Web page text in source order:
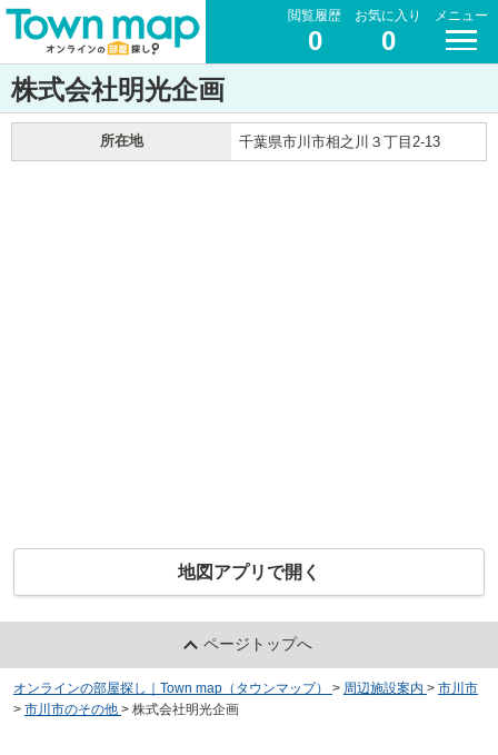
閲覧履歴
0
お気に入り
0
メニュー
株式会社明光企画
所在地 千葉県市川市相之川３丁目2-13
地図アプリで開く
ページトップへ
オンラインの部屋探し｜Town map（タウンマップ） > 周辺施設案内 > 市川市
> 市川市のその他 > 株式会社明光企画